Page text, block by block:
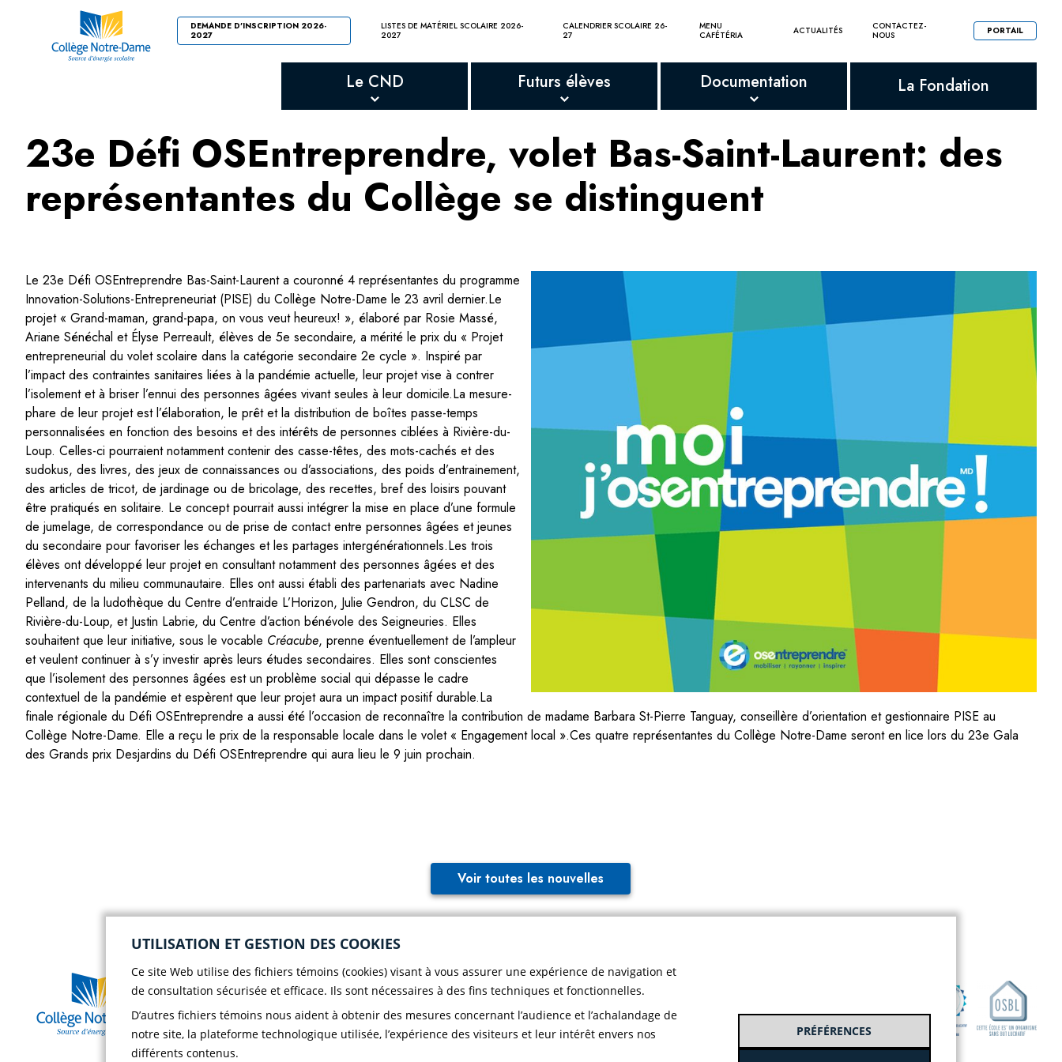
DEMANDE D'INSCRIPTION 2026-
2027
LISTES DE MATÉRIEL SCOLAIRE 2026-
2027
CALENDRIER SCOLAIRE 26-
27
MENU
CAFÉTÉRIA
ACTUALITÉS
CONTACTEZ-
NOUS
PORTAIL
Le CND Futurs élèves Documentation La Fondation
23e Défi OSEntreprendre, volet Bas-Saint-Laurent: des
représentantes du Collège se distinguent
Le 23e Défi OSEntreprendre Bas-Saint-Laurent a couronné 4 représentantes du programme
Innovation-Solutions-Entrepreneuriat (PISE) du Collège Notre-Dame le 23 avril dernier.Le
projet « Grand-maman, grand-papa, on vous veut heureux! », élaboré par Rosie Massé,
Ariane Sénéchal et Élyse Perreault, élèves de 5e secondaire, a mérité le prix du « Projet
entrepreneurial du volet scolaire dans la catégorie secondaire 2e cycle ». Inspiré par
l’impact des contraintes sanitaires liées à la pandémie actuelle, leur projet vise à contrer
l’isolement et à briser l’ennui des personnes âgées vivant seules à leur domicile.La mesure-
phare de leur projet est l’élaboration, le prêt et la distribution de boîtes passe-temps
personnalisées en fonction des besoins et des intérêts de personnes ciblées à Rivière-du-
Loup. Celles-ci pourraient notamment contenir des casse-têtes, des mots-cachés et des
sudokus, des livres, des jeux de connaissances ou d’associations, des poids d’entrainement,
des articles de tricot, de jardinage ou de bricolage, des recettes, bref des loisirs pouvant
être pratiqués en solitaire. Le concept pourrait aussi intégrer la mise en place d’une formule
de jumelage, de correspondance ou de prise de contact entre personnes âgées et jeunes
du secondaire pour favoriser les échanges et les partages intergénérationnels.Les trois
élèves ont développé leur projet en consultant notamment des personnes âgées et des
intervenants du milieu communautaire. Elles ont aussi établi des partenariats avec Nadine
Pelland, de la ludothèque du Centre d’entraide L’Horizon, Julie Gendron, du CLSC de
Rivière-du-Loup, et Justin Labrie, du Centre d’action bénévole des Seigneuries. Elles
souhaitent que leur initiative, sous le vocable Créacube, prenne éventuellement de l’ampleur
et veulent continuer à s’y investir après leurs études secondaires. Elles sont conscientes
que l’isolement des personnes âgées est un problème social qui dépasse le cadre
contextuel de la pandémie et espèrent que leur projet aura un impact positif durable.La
finale régionale du Défi OSEntreprendre a aussi été l’occasion de reconnaître la contribution de madame Barbara St-Pierre Tanguay, conseillère d’orientation et gestionnaire PISE au
Collège Notre-Dame. Elle a reçu le prix de la responsable locale dans le volet « Engagement local ».Ces quatre représentantes du Collège Notre-Dame seront en lice lors du 23e Gala
des Grands prix Desjardins du Défi OSEntreprendre qui aura lieu le 9 juin prochain.
Voir toutes les nouvelles
Case postale 786, 56
Rivière-du-Loup
(Québec) G5R 3Z5
Vie scolaire
Nous écrire
Vie sportive
Bottin du personnel
Faire un
UTILISATION ET GESTION DES COOKIES
Ce site Web utilise des fichiers témoins (cookies) visant à vous assurer une expérience de navigation et
de consultation sécurisée et efficace. Ils sont nécessaires à des fins techniques et fonctionnelles.
D’autres fichiers témoins nous aident à obtenir des mesures concernant l’audience et l’achalandage de
notre site, la plateforme technologique utilisée, l’expérience des visiteurs et leur intérêt envers nos
différents contenus.
PRÉFÉRENCES